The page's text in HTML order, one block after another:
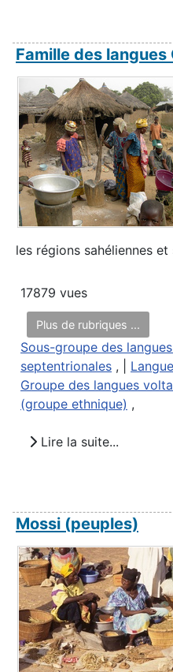
Famille des langues
les régions sahéliennes
17879 vues
Plus de rubriques ...
Sous-groupe des
septentrionales , |
Groupe des langues
(groupe ethnique) ,
Lire la suite...
Mossi (peuples)